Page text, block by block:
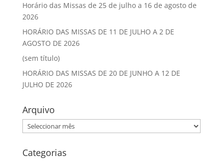
Horário das Missas de 25 de julho a 16 de agosto de
2026
HORÁRIO DAS MISSAS DE 11 DE JULHO A 2 DE
AGOSTO DE 2026
(sem título)
HORÁRIO DAS MISSAS DE 20 DE JUNHO A 12 DE
JULHO DE 2026
Arquivo
Arquivo
Categorias